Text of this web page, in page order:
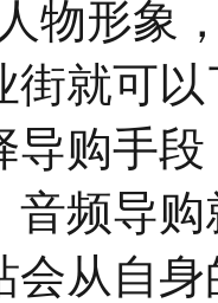
物形象
街就可以
导购手
音频导
会从自